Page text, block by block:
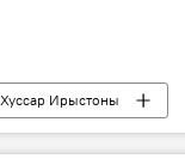
Хуссар Ирыстоны